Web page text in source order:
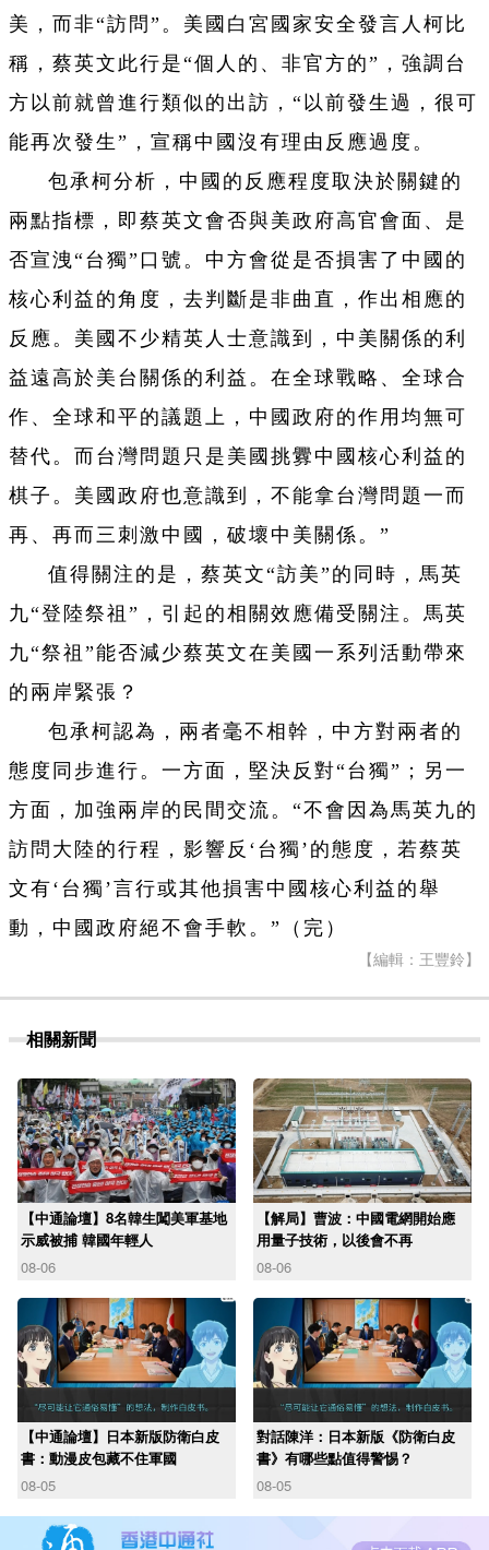
美，而非“訪問”。美國白宮國家安全發言人柯比
稱，蔡英文此行是“個人的、非官方的”，強調台
方以前就曾進行類似的出訪，“以前發生過，很可
能再次發生”，宣稱中國沒有理由反應過度。
包承柯分析，中國的反應程度取決於關鍵的
兩點指標，即蔡英文會否與美政府高官會面、是
否宣洩“台獨”口號。中方會從是否損害了中國的
核心利益的角度，去判斷是非曲直，作出相應的
反應。美國不少精英人士意識到，中美關係的利
益遠高於美台關係的利益。在全球戰略、全球合
作、全球和平的議題上，中國政府的作用均無可
替代。而台灣問題只是美國挑釁中國核心利益的
棋子。美國政府也意識到，不能拿台灣問題一而
再、再而三刺激中國，破壞中美關係。”
值得關注的是，蔡英文“訪美”的同時，馬英
九“登陸祭祖”，引起的相關效應備受關注。馬英
九“祭祖”能否減少蔡英文在美國一系列活動帶來
的兩岸緊張？
包承柯認為，兩者毫不相幹，中方對兩者的
態度同步進行。一方面，堅決反對“台獨”；另一
方面，加強兩岸的民間交流。“不會因為馬英九的
訪問大陸的行程，影響反‘台獨’的態度，若蔡英
文有‘台獨’言行或其他損害中國核心利益的舉
動，中國政府絕不會手軟。”（完）
【編輯：王豐鈴】
相關新聞
【中通論壇】8名韓生闖美軍基地
示威被捕 韓國年輕人
08-06
【解局】曹波：中國電網開始應
用量子技術，以後會不再
08-06
【中通論壇】日本新版防衛白皮
書：動漫皮包藏不住軍國
08-05
對話陳洋：日本新版《防衛白皮
書》有哪些點值得警惕？
08-05